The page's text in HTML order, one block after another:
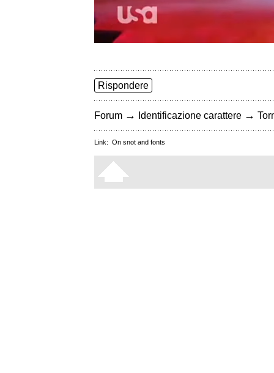
Rispondere
Forum → Identificazione carattere →
Link: On snot and fonts